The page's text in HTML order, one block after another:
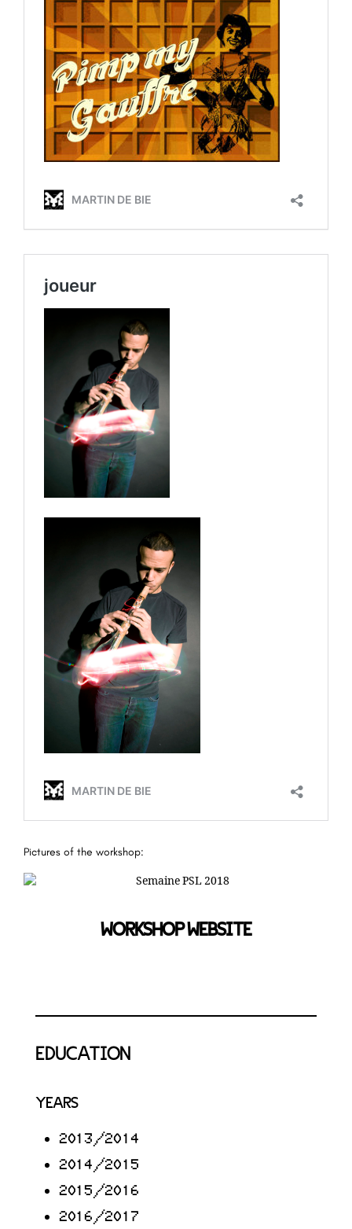
Pictures of the workshop:
WORKSHOP WEBSITE
EDUCATION
YEARS
2013/2014
2014/2015
2015/2016
2016/2017